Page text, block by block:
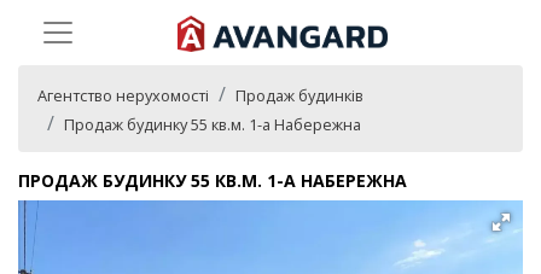
Агентство нерухомості
Продаж будинків
Продаж будинку 55 кв.м. 1-а Набережна
ПРОДАЖ БУДИНКУ 55 КВ.М. 1-А НАБЕРЕЖНА